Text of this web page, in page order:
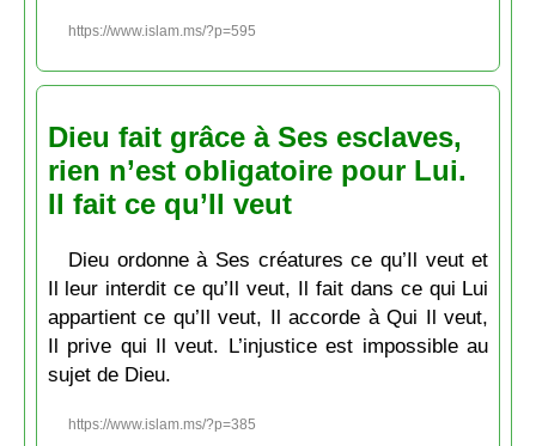
https://www.islam.ms/?p=595
Dieu fait grâce à Ses esclaves,
rien n’est obligatoire pour Lui.
Il fait ce qu’Il veut
Dieu ordonne à Ses créatures ce qu’Il veut et
Il leur interdit ce qu’Il veut, Il fait dans ce qui Lui
appartient ce qu’Il veut, Il accorde à Qui Il veut,
Il prive qui Il veut. L’injustice est impossible au
sujet de Dieu.
https://www.islam.ms/?p=385